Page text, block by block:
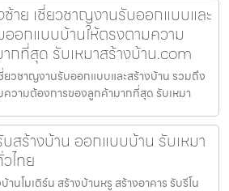
าย เชี่ยวชาญงานรับออกแบบและ
อกแบบบ้านให้ตรงตามความ
กที่สุด รับเหมาสร้างบ้าน.com
ยวชาญงานรับออกแบบและสร้างบ้าน รวมถึง
วามต้องการของลูกค้ามากที่สุด รับเหมา
สร้างบ้าน ออกแบบบ้าน รับเหมา
ไทย
นโมเดิร์น สร้างบ้านหรู สร้างอาคาร รับรีโน